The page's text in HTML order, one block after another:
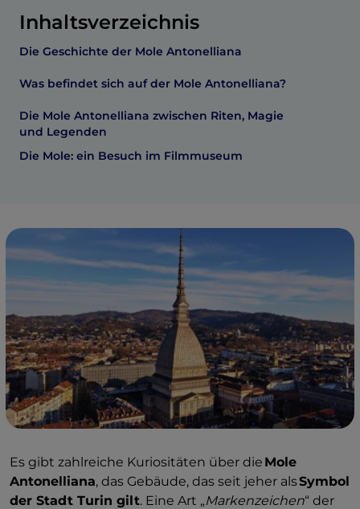
Inhaltsverzeichnis
Die Geschichte der Mole Antonelliana
Was befindet sich auf der Mole Antonelliana?
Die Mole Antonelliana zwischen Riten, Magie
und Legenden
Die Mole: ein Besuch im Filmmuseum
Es gibt zahlreiche Kuriositäten über die Mole
Antonelliana, das Gebäude, das seit jeher alsSymbol
der Stadt Turin gilt. Eine Art „Markenzeichen“ der